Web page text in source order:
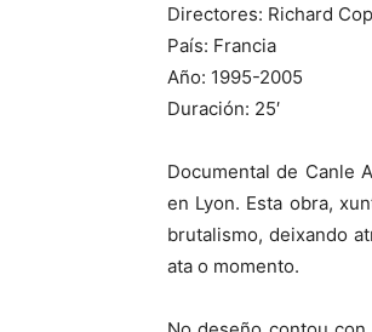
Directores: Richard
País: Francia
Año: 1995-2005
Duración: 25′
Documental de Canle
en Lyon. Esta obra,
brutalismo, deixando
ata o momento.